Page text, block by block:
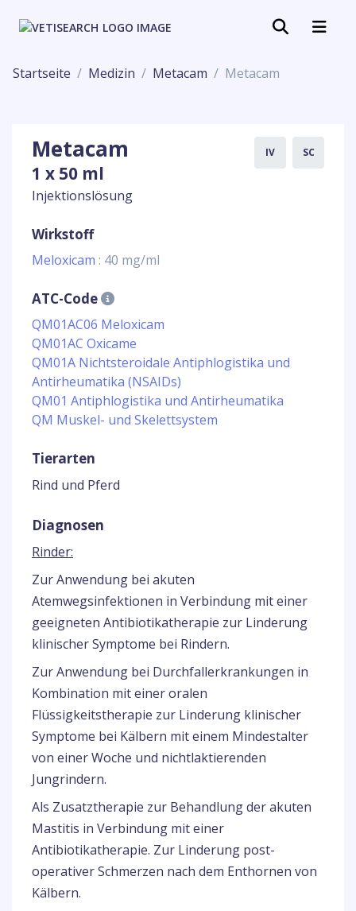
Startseite Medizin Metacam Metacam
Metacam
1 x 50 ml
Injektionslösung
IV SC
Wirkstoff
Meloxicam : 40 mg/ml
ATC-Code
QM01AC06 Meloxicam
QM01AC Oxicame
QM01A Nichtsteroidale Antiphlogistika und
Antirheumatika (NSAIDs)
QM01 Antiphlogistika und Antirheumatika
QM Muskel- und Skelettsystem
Tierarten
Rind und Pferd
Diagnosen
Rinder:
Zur Anwendung bei akuten
Atemwegsinfektionen in Verbindung mit einer
geeigneten Antibiotikatherapie zur Linderung
klinischer Symptome bei Rindern.
Zur Anwendung bei Durchfallerkrankungen in
Kombination mit einer oralen
Flüssigkeitstherapie zur Linderung klinischer
Symptome bei Kälbern mit einem Mindestalter
von einer Woche und nichtlaktierenden
Jungrindern.
Als Zusatztherapie zur Behandlung der akuten
Mastitis in Verbindung mit einer
Antibiotikatherapie. Zur Linderung post-
operativer Schmerzen nach dem Enthornen von
Kälbern.